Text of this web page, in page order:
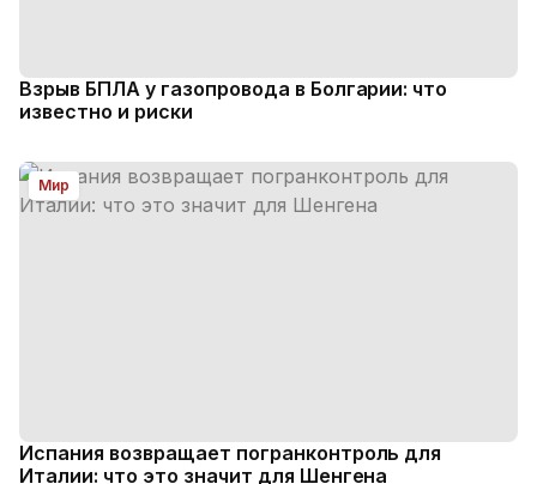
Взрыв БПЛА у газопровода в Болгарии: что
известно и риски
Мир
Испания возвращает погранконтроль для
Италии: что это значит для Шенгена